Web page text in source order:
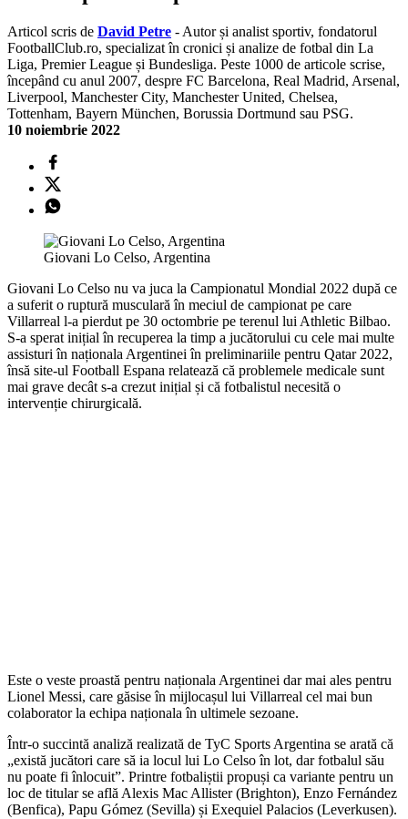
Articol scris de David Petre - Autor și analist sportiv, fondatorul
FootballClub.ro, specializat în cronici și analize de fotbal din La
Liga, Premier League și Bundesliga. Peste 1000 de articole scrise,
începând cu anul 2007, despre FC Barcelona, Real Madrid, Arsenal,
Liverpool, Manchester City, Manchester United, Chelsea,
Tottenham, Bayern München, Borussia Dortmund sau PSG.
10 noiembrie 2022
Giovani Lo Celso, Argentina
Giovani Lo Celso nu va juca la Campionatul Mondial 2022 după ce
a suferit o ruptură musculară în meciul de campionat pe care
Villarreal l-a pierdut pe 30 octombrie pe terenul lui Athletic Bilbao.
S-a sperat inițial în recuperea la timp a jucătorului cu cele mai multe
assisturi în naționala Argentinei în preliminariile pentru Qatar 2022,
însă site-ul Football Espana relatează că problemele medicale sunt
mai grave decât s-a crezut inițial și că fotbalistul necesită o
intervenție chirurgicală.
Este o veste proastă pentru naționala Argentinei dar mai ales pentru
Lionel Messi, care găsise în mijlocașul lui Villarreal cel mai bun
colaborator la echipa naționala în ultimele sezoane.
Într-o succintă analiză realizată de TyC Sports Argentina se arată că
„există jucători care să ia locul lui Lo Celso în lot, dar fotbalul său
nu poate fi înlocuit”. Printre fotbaliștii propuși ca variante pentru un
loc de titular se află Alexis Mac Allister (Brighton), Enzo Fernández
(Benfica), Papu Gómez (Sevilla) și Exequiel Palacios (Leverkusen).